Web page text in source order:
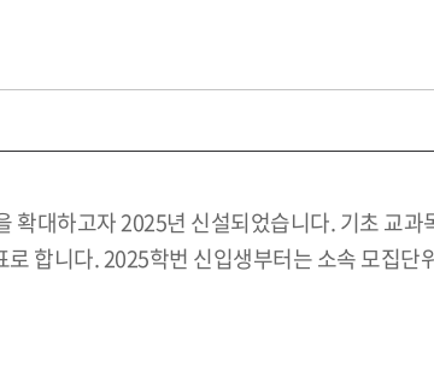
대하고자 2025년 신설되었습니다. 기초 교
합니다. 2025학번 신입생부터는 소속 모집